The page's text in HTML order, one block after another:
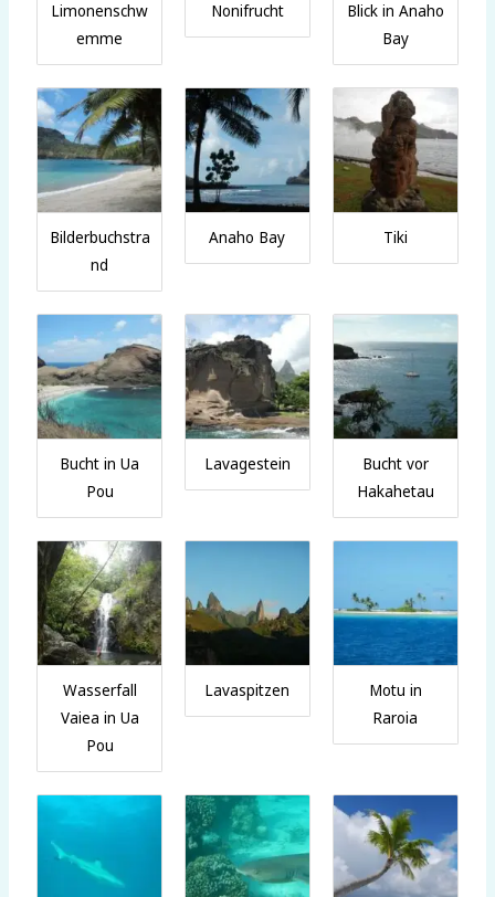
Limonenschw
emme
Nonifrucht
Blick in Anaho
Bay
Bilderbuchstra
nd
Anaho Bay Tiki
Bucht in Ua
Pou
Lavagestein
Bucht vor
Hakahetau
Wasserfall
Vaiea in Ua
Pou
Lavaspitzen
Motu in
Raroia